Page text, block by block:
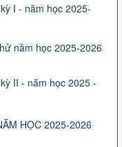
I - năm học 2025-
năm học 2025-2026
II - năm học 2025 -
HỌC 2025-2026